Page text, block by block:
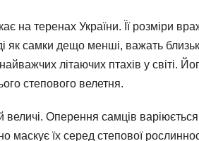
на теренах України. Її розміри
як самки дещо менші, важать
літаючих птахів у світі.
степового велетня.
Оперення самців
маскує їх серед степової